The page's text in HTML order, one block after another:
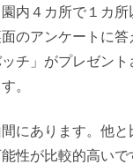
内４カ所で１カ
のアンケートに
チ」がプレゼン
。
にあります。他
性が比較的高いで